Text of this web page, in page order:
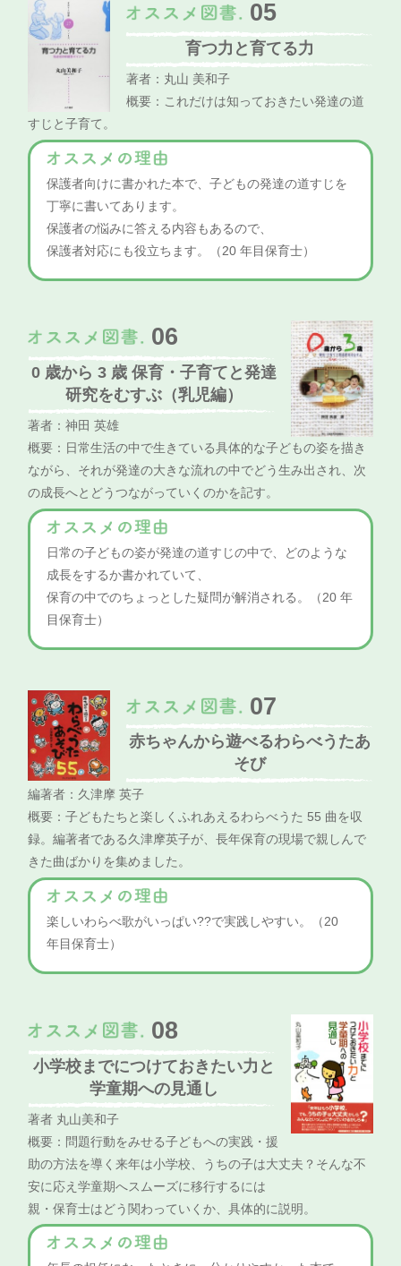
05
育つ力と育てる力
著者：丸山 美和子
概要：これだけは知っておきたい発達の道
すじと子育て。
保護者向けに書かれた本で、子どもの発達の道すじを
丁寧に書いてあります。
保護者の悩みに答える内容もあるので、
保護者対応にも役立ちます。（20 年目保育士）
06
0 歳から 3 歳 保育・子育てと発達
研究をむすぶ（乳児編）
著者：神田 英雄
概要：日常生活の中で生きている具体的な子どもの姿を描き
ながら、それが発達の大きな流れの中でどう生み出され、次
の成長へとどうつながっていくのかを記す。
日常の子どもの姿が発達の道すじの中で、どのような
成長をするか書かれていて、
保育の中でのちょっとした疑問が解消される。（20 年
目保育士）
07
赤ちゃんから遊べるわらべうたあ
そび
編著者：久津摩 英子
概要：子どもたちと楽しくふれあえるわらべうた 55 曲を収
録。編著者である久津摩英子が、長年保育の現場で親しんで
きた曲ばかりを集めました。
楽しいわらべ歌がいっぱい??で実践しやすい。（20
年目保育士）
08
小学校までにつけておきたい力と
学童期への見通し
著者 丸山美和子
概要：問題行動をみせる子どもへの実践・援
助の方法を導く来年は小学校、うちの子は大丈夫？そんな不
安に応え学童期へスムーズに移行するには
親・保育士はどう関わっていくか、具体的に説明。